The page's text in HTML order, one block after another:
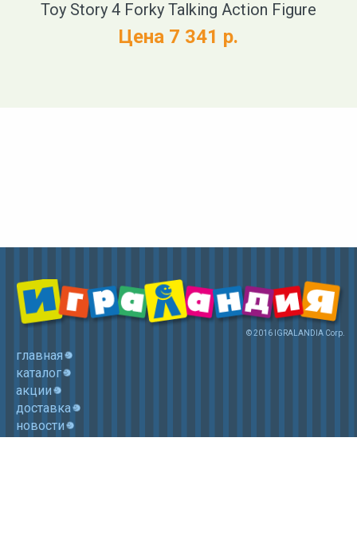
Toy Story 4 Forky Talking Action Figure
Цена 7 341 р.
© 2016 IGRALANDIA Corp.
главная
каталог
акции
доставка
новости